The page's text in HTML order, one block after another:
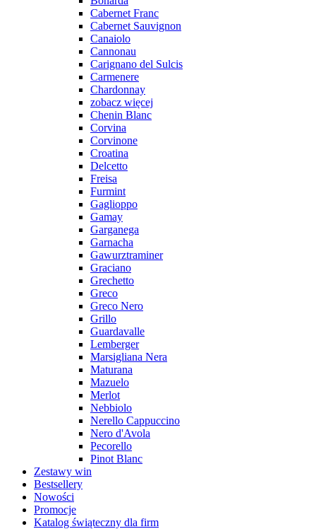
Cabernet Franc
Cabernet Sauvignon
Canaiolo
Cannonau
Carignano del Sulcis
Carmenere
Chardonnay
zobacz więcej
Chenin Blanc
Corvina
Corvinone
Croatina
Delcetto
Freisa
Furmint
Gaglioppo
Gamay
Garganega
Garnacha
Gawurztraminer
Graciano
Grechetto
Greco
Greco Nero
Grillo
Guardavalle
Lemberger
Marsigliana Nera
Maturana
Mazuelo
Merlot
Nebbiolo
Nerello Cappuccino
Nero d'Avola
Pecorello
Pinot Blanc
Zestawy win
Bestsellery
Nowości
Promocje
Katalog świąteczny dla firm